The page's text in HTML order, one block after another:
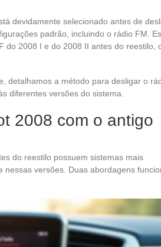
devidamente selecionado antes de
padrão, incluindo o rádio FM.
do 2008 I e do 2008 II antes do reestilo,
detalhamos a método para desligar o
diferentes versões do sistema.
2008 com o antigo
do reestilo possuem sistemas mais
versões. Duas abordagens